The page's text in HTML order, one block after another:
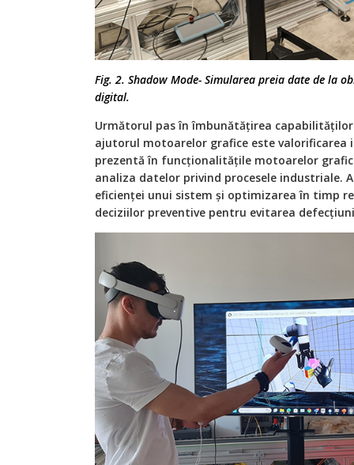
Fig. 2. Shadow Mode- Simularea preia date de la
digital.
Următorul pas în îmbunătățirea
ajutorul motoarelor grafice este valorificarea
prezentă în funcționalitățile motoarelor
analiza datelor privind procesele industriale.
eficienței unui sistem și optimizarea în timp
deciziilor preventive pentru evitarea